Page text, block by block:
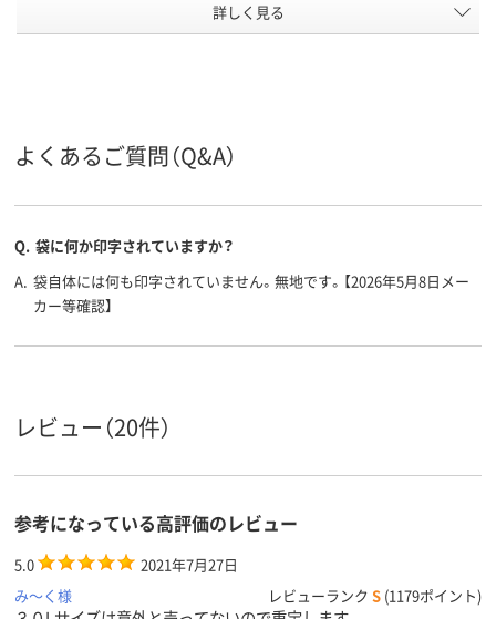
半透明
途
ストカート用
ストカート用
ストカート用
材質
低密度ポリエチレン
低密度ポリエチレン
LDPE（ツルツルタイ
プ）
（再生プラスチック
40％）高密度ポリエ
高密度ポリ
HDPE（カサ
カラーグ
ループ
ホワイト系
アスクル
スコア
詳しく見る
よくあるご質問（Q&A）
Q. 袋に何か印字されていますか？
A. 袋自体には何も印字されていません。無地です。【2026年5月8日メー
カー等確認】
レビュー（20件）
参考になっている高評価のレビュー
5.0
2021年7月27日
み～く様
レビューランク S (1179ポイント)